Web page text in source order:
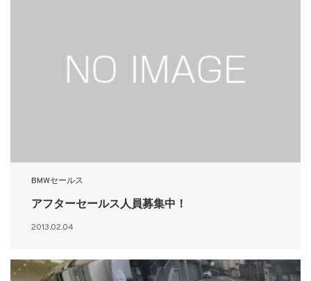
BMWセールス
アフターセールス人員募集中！
2013.02.04